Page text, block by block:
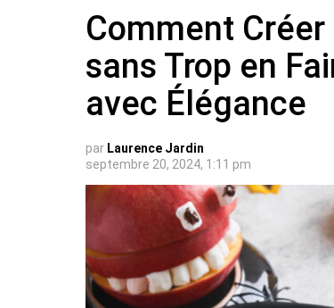
Comment
sans Trop en
avec Élégance
par Laurence Jardin
septembre 20, 2024, 1:11 pm